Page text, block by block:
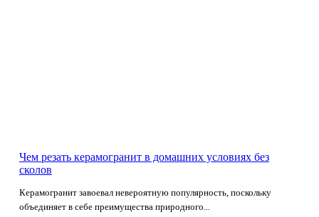
Чем резать керамогранит в домашних условиях без
сколов
Керамогранит завоевал невероятную популярность, поскольку
объединяет в себе преимущества природного...